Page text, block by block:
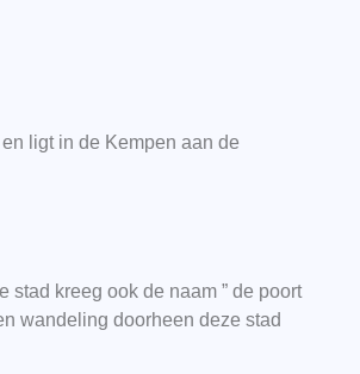
ligt in de Kempen aan de
kreeg ook de naam ” de poort
wandeling doorheen deze stad